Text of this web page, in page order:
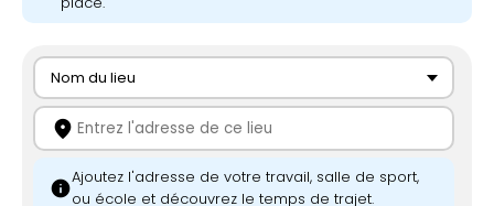
Nom du lieu
location_on
infoAjoutez l'adresse de votre travail, salle de sport,
ou école et découvrez le temps de trajet.